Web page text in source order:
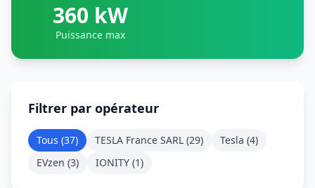
360 kW
Puissance max
Filtrer par opérateur
Tous (37) TESLA France SARL (29) Tesla (4)
EVzen (3) IONITY (1)